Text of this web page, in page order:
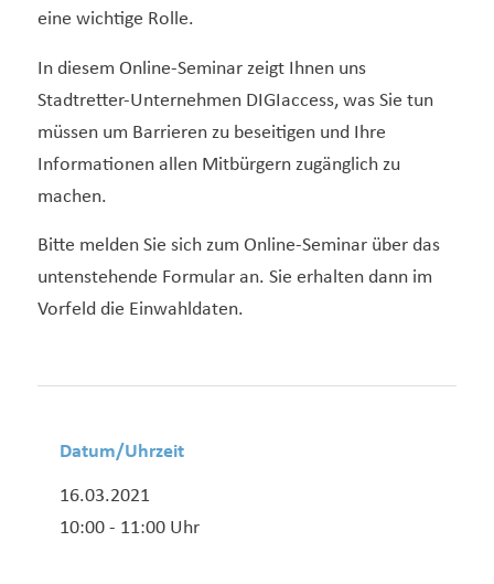
eine wichtige Rolle.
In diesem Online-Seminar zeigt Ihnen uns
Stadtretter-Unternehmen DIGIaccess, was Sie tun
müssen um Barrieren zu beseitigen und Ihre
Informationen allen Mitbürgern zugänglich zu
machen.
Bitte melden Sie sich zum Online-Seminar über das
untenstehende Formular an. Sie erhalten dann im
Vorfeld die Einwahldaten.
Datum/Uhrzeit
16.03.2021
10:00 - 11:00 Uhr